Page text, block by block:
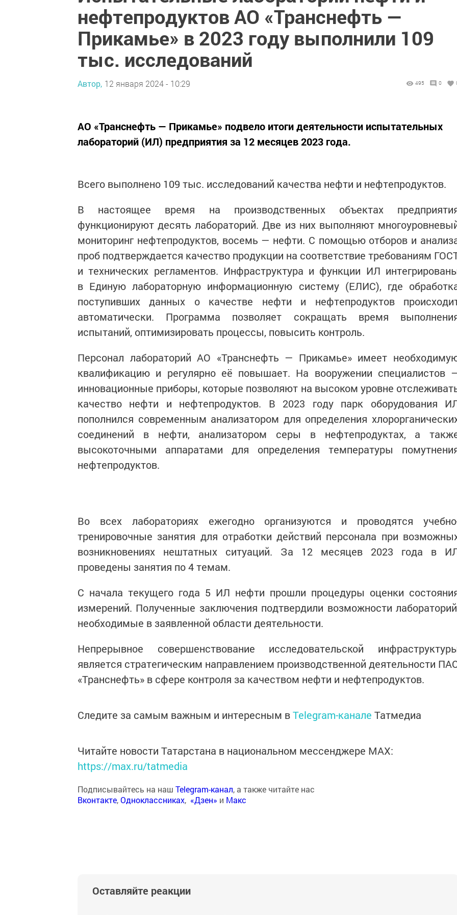
нефтепродуктов АО «Транснефть —
Прикамье» в 2023 году выполнили 109
тыс. исследований
Автор, 12 января 2024 - 10:29 495 0
АО «Транснефть — Прикамье» подвело итоги деятельности испытательных
лабораторий (ИЛ) предприятия за 12 месяцев 2023 года.
Всего выполнено 109 тыс. исследований качества нефти и нефтепродуктов.
В настоящее время на производственных объектах
функционируют десять лабораторий. Две из них выполняют
мониторинг нефтепродуктов, восемь — нефти. С помощью отборов и
проб подтверждается качество продукции на соответствие требованиям
и технических регламентов. Инфраструктура и функции ИЛ
в Единую лабораторную информационную систему (ЕЛИС), где
поступивших данных о качестве нефти и нефтепродуктов
автоматически. Программа позволяет сокращать время
испытаний, оптимизировать процессы, повысить контроль.
Персонал лабораторий АО «Транснефть — Прикамье» имеет
квалификацию и регулярно её повышает. На вооружении специалистов
инновационные приборы, которые позволяют на высоком уровне
качество нефти и нефтепродуктов. В 2023 году парк оборудования
пополнился современным анализатором для определения
соединений в нефти, анализатором серы в нефтепродуктах, а
высокоточными аппаратами для определения температуры
нефтепродуктов.
Во всех лабораториях ежегодно организуются и проводятся
тренировочные занятия для отработки действий персонала при
возникновениях нештатных ситуаций. За 12 месяцев 2023 года в
проведены занятия по 4 темам.
С начала текущего года 5 ИЛ нефти прошли процедуры оценки
измерений. Полученные заключения подтвердили возможности
необходимые в заявленной области деятельности.
Непрерывное совершенствование исследовательской
является стратегическим направлением производственной деятельности
«Транснефть» в сфере контроля за качеством нефти и нефтепродуктов.
Следите за самым важным и интересным вTelegram-канале Татмедиа
Читайте новости Татарстана в национальном мессенджере MАХ:
https://max.ru/tatmedia
Подписывайтесь на наш Telegram-канал, а также читайте нас
Вконтакте,Одноклассниках, «Дзен» и Макс
Оставляйте реакции